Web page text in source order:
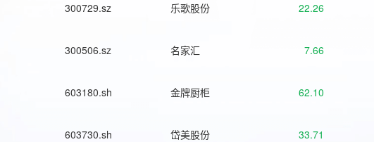
300729.sz 乐歌股份 22.26
300506.sz 名家汇 7.66
603180.sh 金牌厨柜 62.10
603730.sh 岱美股份 33.71